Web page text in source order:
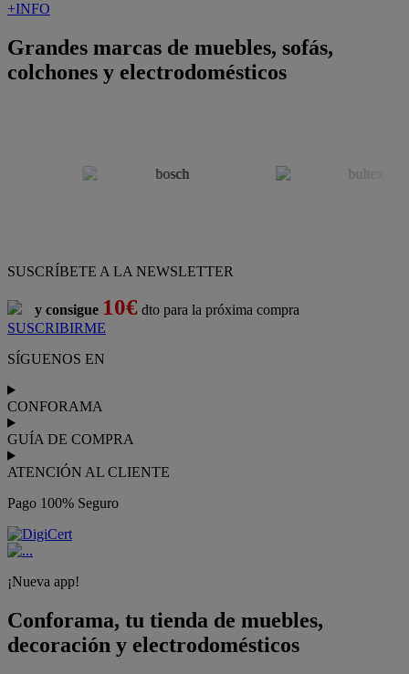
+INFO
Grandes marcas de muebles, sofás,
colchones y electrodomésticos
SUSCRÍBETE A LA NEWSLETTER
y consigue 10€ dto para la próxima compra
SUSCRIBIRME
SÍGUENOS EN
CONFORAMA
GUÍA DE COMPRA
ATENCIÓN AL CLIENTE
Pago 100% Seguro
¡Nueva app!
Conforama, tu tienda de muebles,
decoración y electrodomésticos